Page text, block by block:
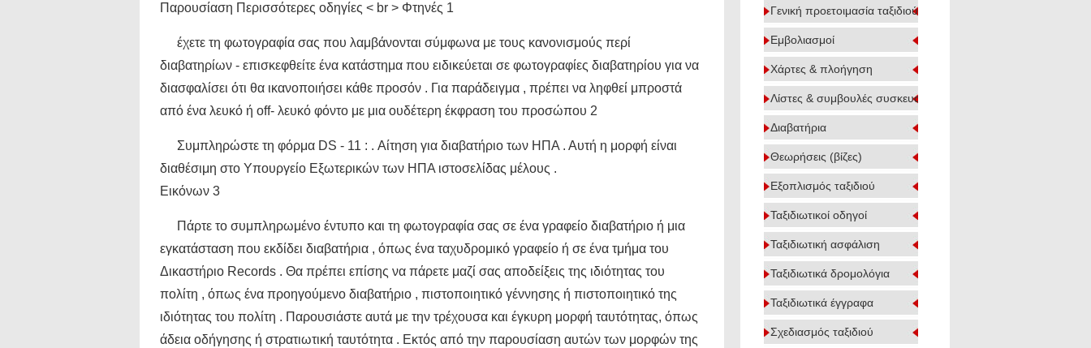
Παρουσίαση Περισσότερες οδηγίες < br > Φτηνές 1
έχετε τη φωτογραφία σας που λαμβάνονται σύμφωνα με τους κανονισμούς περί
διαβατηρίων - επισκεφθείτε ένα κατάστημα που ειδικεύεται σε φωτογραφίες διαβατηρίου για να
διασφαλίσει ότι θα ικανοποιήσει κάθε προσόν . Για παράδειγμα , πρέπει να ληφθεί μπροστά
από ένα λευκό ή off- λευκό φόντο με μια ουδέτερη έκφραση του προσώπου 2
Συμπληρώστε τη φόρμα DS - 11 : . Αίτηση για διαβατήριο των ΗΠΑ . Αυτή η μορφή είναι
διαθέσιμη στο Υπουργείο Εξωτερικών των ΗΠΑ ιστοσελίδας μέλους .
Εικόνων 3
Πάρτε το συμπληρωμένο έντυπο και τη φωτογραφία σας σε ένα γραφείο διαβατήριο ή μια
εγκατάσταση που εκδίδει διαβατήρια , όπως ένα ταχυδρομικό γραφείο ή σε ένα τμήμα του
Δικαστήριο Records . Θα πρέπει επίσης να πάρετε μαζί σας αποδείξεις της ιδιότητας του
πολίτη , όπως ένα προηγούμενο διαβατήριο , πιστοποιητικό γέννησης ή πιστοποιητικό της
ιδιότητας του πολίτη . Παρουσιάστε αυτά με την τρέχουσα και έγκυρη μορφή ταυτότητας, όπως
άδεια οδήγησης ή στρατιωτική ταυτότητα . Εκτός από την παρουσίαση αυτών των μορφών της
Γενική προετοιμασία ταξιδιού
Εμβολιασμοί
Χάρτες & πλοήγηση
Λίστες & συμβουλές συσκευασίας
Διαβατήρια
Θεωρήσεις (βίζες)
Εξοπλισμός ταξιδιού
Ταξιδιωτικοί οδηγοί
Ταξιδιωτική ασφάλιση
Ταξιδιωτικά δρομολόγια
Ταξιδιωτικά έγγραφα
Σχεδιασμός ταξιδιού